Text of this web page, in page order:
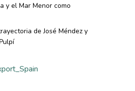
y el Mar Menor como
de José Méndez y